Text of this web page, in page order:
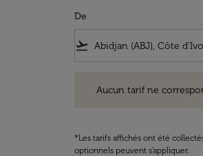
De
flight_takeoff
Aucun tarif ne
*Les tarifs affichés ont été
optionnels peuvent s'appliquer.